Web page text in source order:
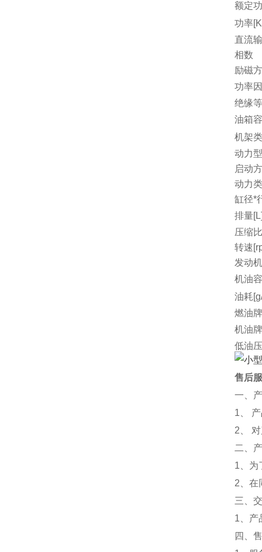
额定
功率
直流
相数
励磁
功率
绝缘
油箱
机架
动力
启动
动力
缸径*
排量
压缩比
转速
发动
机油
油耗
燃油
机油
低油
可选
外形
净重
厂家
售后
一、
1、
2、
二、
1、为
2、在
三、
1、产
四、